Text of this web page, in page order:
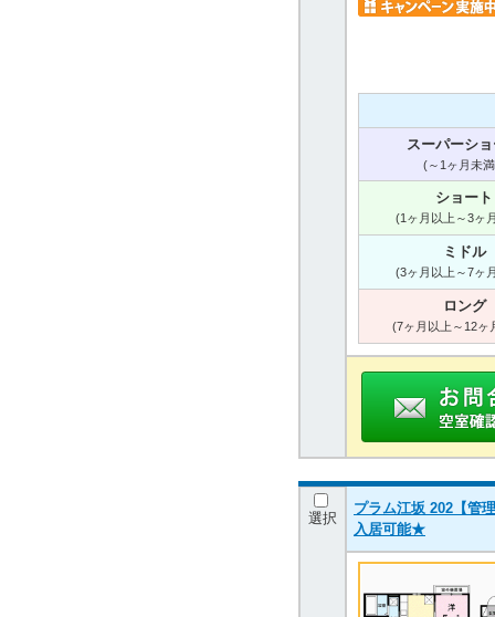
スーパーシ
(～1ヶ月未
ショート
(1ヶ月以上～3ヶ
ミドル
(3ヶ月以上～7ヶ
ロング
(7ヶ月以上～12ヶ
選択
プラム江坂 202【管
入居可能★